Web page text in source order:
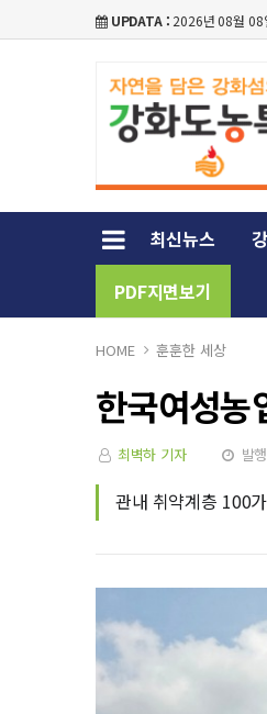
UPDATA : 2026년 08월 08
최신뉴스
PDF지면보기
HOME 훈훈한 세상
한국여성농
최벽하 기자 발
관내 취약계층 100